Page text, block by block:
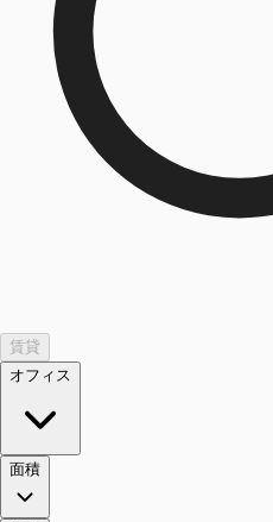
地図検索
記事
仲介会社様はこちらへ
お気に入り
賃貸
オフィス
面積